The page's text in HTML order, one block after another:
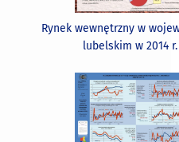
Rynek wewnętrzny w
lubelskim w 2014 r.